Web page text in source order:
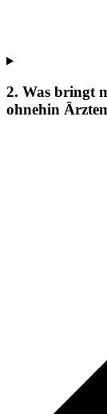
2. Was bringt
ohnehin